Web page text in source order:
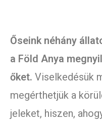
Őseink néhány
a Föld Anya
őket. Viselkedésük
megérthetjük a
jeleket, hiszen,